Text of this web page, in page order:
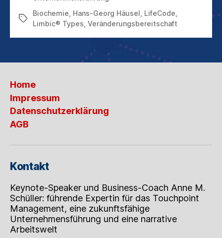
Schlagwörter
Biochemie Hans-Georg Häusel LifeCode
Limbic® Types Veränderungsbereitschaft
Home
Impressum
Datenschutzerklärung
AGB
Kontakt
Keynote-Speaker und Business-Coach Anne M.
Schüller: führende Expertin für das Touchpoint
Management, eine zukunftsfähige
Unternehmensführung und eine narrative
Arbeitswelt